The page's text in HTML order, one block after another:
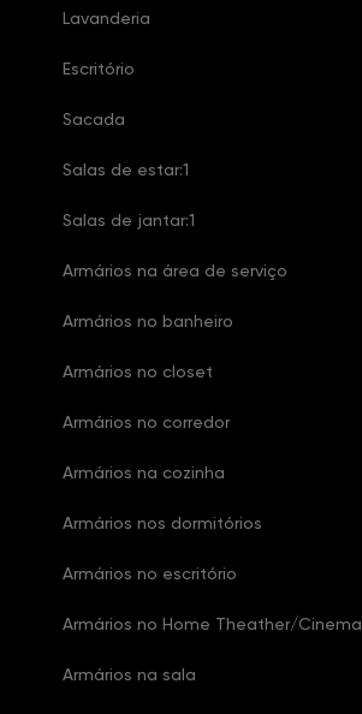
Lavanderia
Escritório
Sacada
Salas de estar:1
Salas de jantar:1
Armários na área de serviço
Armários no banheiro
Armários no closet
Armários no corredor
Armários na cozinha
Armários nos dormitórios
Armários no escritório
Armários no Home Theather/Cinema
Armários na sala